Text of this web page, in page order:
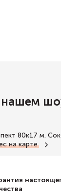
80к17 м.
на карте